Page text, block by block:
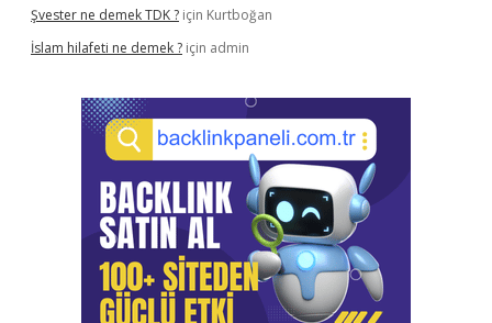
Şvester ne demek TDK ? için Kurtboğan
İslam hilafeti ne demek ? için admin